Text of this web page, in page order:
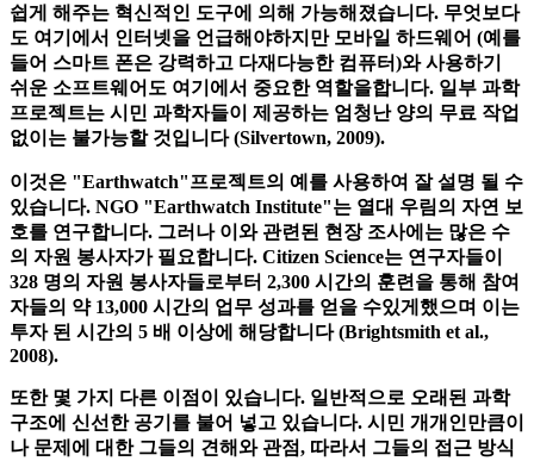
작으로 거슬러 올라갑니다. 그러나 오늘날 가장 큰 장점은 일
반 대중 (잠재적으로 충분한 관심을 가진 사람)이 이러한 프로
젝트에 참여할 수 있다는 것입니다. 이것은 정보 교환을 훨씬
쉽게 해주는 혁신적인 도구에 의해 가능해졌습니다. 무엇보다
도 여기에서 인터넷을 언급해야하지만 모바일 하드웨어 (예를
들어 스마트 폰은 강력하고 다재다능한 컴퓨터)와 사용하기
프로젝트는 시민 과학자들이 제공하는 엄청난 양의 무료 작업
없이는 불가능할 것입니다 (Silvertown, 2009).
이것은 "Earthwatch"프로젝트의 예를 사용하여 잘 설명 될 수
있습니다. NGO "Earthwatch Institute"는 열대 우림의 자연 보
호를 연구합니다. 그러나 이와 관련된 현장 조사에는 많은 수
의 자원 봉사자가 필요합니다. Citizen Science는 연구자들이
328 명의 자원 봉사자들로부터 2,300 시간의 훈련을 통해 참여
투자 된 시간의 5 배 이상에 해당합니다 (Brightsmith et al.,
2008).